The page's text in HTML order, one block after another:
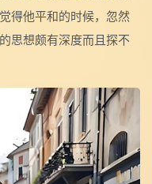
得他平和的时候，忽然
思想颇有深度而且探不